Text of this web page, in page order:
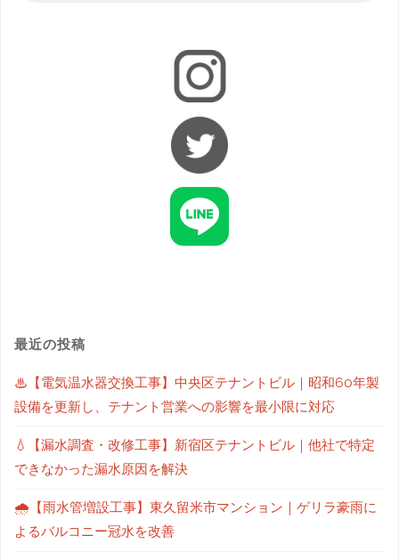
最近の投稿
♨【電気温水器交換工事】中央区テナントビル｜昭和60年製
設備を更新し、テナント営業への影響を最小限に対応
💧【漏水調査・改修工事】新宿区テナントビル｜他社で特定
できなかった漏水原因を解決
🌧【雨水管増設工事】東久留米市マンション｜ゲリラ豪雨に
よるバルコニー冠水を改善